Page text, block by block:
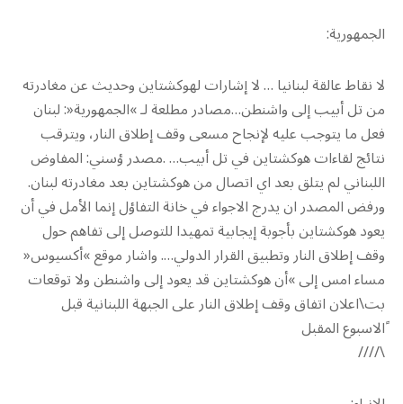
الجمهورية:
لا نقاط عالقة لبنانيا … لا إشارات لهوكشتاين وحديث عن مغادرته
من تل أبيب إلى واشنطن…مصادر مطلعة لـ »الجمهورية«: لبنان
فعل ما يتوجب عليه لإنجاح مسعى وقف إطلاق النار، ويترقب
نتائج لقاءات هوكشتاين في تل أبيب… .مصدر ؤسني: المفاوض
اللبناني لم يتلق بعد اي اتصال من هوكشتاين بعد مغادرته لبنان.
ورفض المصدر ان يدرج الاجواء في خانة التفاؤل إنما الأمل في أن
يعود هوكشتاين بأجوبة إيجابية تمهيدا للتوصل إلى تفاهم حول
وقف إطلاق النار وتطبيق القرار الدولي…. واشار موقع »أكسيوس«
مساء امس إلى »أن هوكشتاين قد يعود إلى واشنطن ولا توقعات
بت\اعلان اتفاق وقف إطلاق النار على الجبهة اللبنانية قبل
ًالاسبوع المقبل
\////